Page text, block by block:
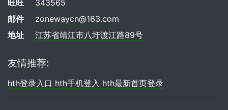
旺旺
343565
邮件
zonewaycn@163.com
地址
江苏省靖江市八圩渡江路89号
友情推荐:
hth登录入口 hth手机登入 hth最新首页登录